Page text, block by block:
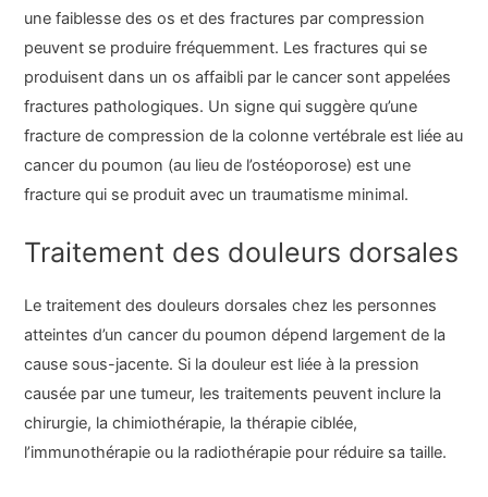
une faiblesse des os et des fractures par compression
peuvent se produire fréquemment. Les fractures qui se
produisent dans un os affaibli par le cancer sont appelées
fractures pathologiques. Un signe qui suggère qu’une
fracture de compression de la colonne vertébrale est liée au
cancer du poumon (au lieu de l’ostéoporose) est une
fracture qui se produit avec un traumatisme minimal.
Traitement des douleurs dorsales
Le traitement des douleurs dorsales chez les personnes
atteintes d’un cancer du poumon dépend largement de la
cause sous-jacente. Si la douleur est liée à la pression
causée par une tumeur, les traitements peuvent inclure la
chirurgie, la chimiothérapie, la thérapie ciblée,
l’immunothérapie ou la radiothérapie pour réduire sa taille.